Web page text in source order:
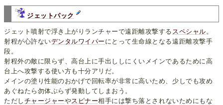
ジェットパック
ジェット噴射で浮き上がりランチャーで遠距離攻撃する スペシャル 。
射程が心許ないデンタルワイパー にとって生命線となる遠距離攻撃手
段。
射程外の敵に限らず、高台上に手出ししにくいメインであるために高
台上へ攻撃する使い方も十分アリだ。
メインの塗り性能のおかげで回転率が非常に高いため、少しでも攻め
あぐねたら勿体ぶらず発動してしまおう。
ただし チャージャーやスピナー相手には撃ち落とされないためにもな